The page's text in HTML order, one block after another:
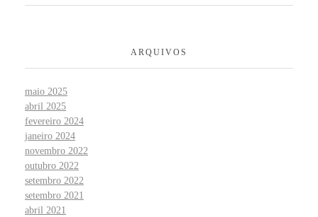
ARQUIVOS
maio 2025
abril 2025
fevereiro 2024
janeiro 2024
novembro 2022
outubro 2022
setembro 2022
setembro 2021
abril 2021